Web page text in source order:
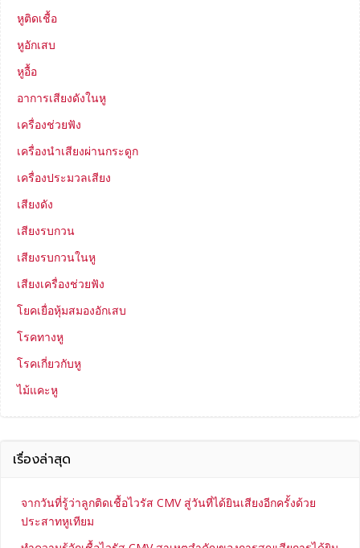
หูติดเชื้อ
หูอักเสบ
หูอื้อ
อาการเสียงดังในหู
เครื่องช่วยฟัง
เครื่องนำเสียงผ่านกระดูก
เครื่องประมวลเสียง
เสียงดัง
เสียงรบกวน
เสียงรบกวนในหู
เสียงเครื่องช่วยฟัง
โยคเยื่อหุ้มสมองอักเสบ
โรคทางหู
โรคเกี่ยวกับหู
ไม้แคะหู
เรื่องล่าสุด
จากวันที่รู้ว่าลูกติดเชื้อไวรัส CMV สู่วันที่ได้ยินเสียงอีกครั้งด้วย
ประสาทหูเทียม